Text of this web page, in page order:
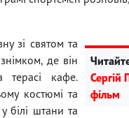
Сергій
фільм
зі святом та
де він
терасі кафе.
костюмі та
білі штани та